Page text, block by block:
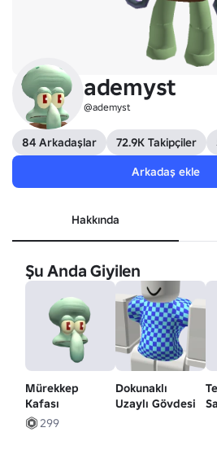
ademyst
@ademyst
84 Arkadaşlar 72.9K Takipçiler
Arkadaş ekle
Hakkında
Şu Anda Giyilen
Mürekkep
Kafası
299
Dokunaklı
Uzaylı Gövdesi